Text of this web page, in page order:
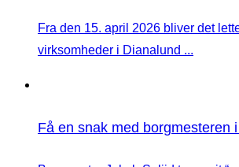
Fra den 15. april 2026 bliver det
virksomheder i Dianalund ...
Få en snak med borgmesteren